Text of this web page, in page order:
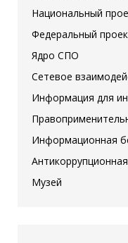
Национальный
Федеральный
Ядро СПО
Сетевое
Информация для
Информационная
Музей